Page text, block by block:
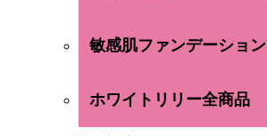
敏感肌ファンデーション
ホワイトリリー全商品